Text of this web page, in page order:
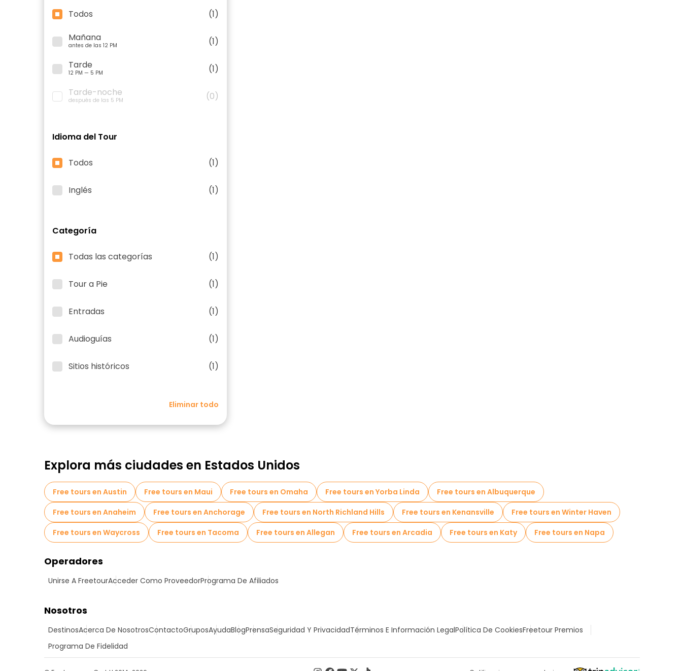
Todos
(1)
Mañana
antes de las 12 PM
(1)
Tarde
12 PM — 5 PM
(1)
Tarde-noche
después de las 5 PM (0)
Idioma del Tour
Todos (1)
Inglés (1)
Categoría
Todas las categorías (1)
Tour a Pie (1)
Entradas (1)
Audioguías (1)
Sitios históricos (1)
Eliminar todo
Explora más ciudades en Estados Unidos
Free tours en Austin Free tours en Maui Free tours en Omaha Free tours en Yorba Linda
Free tours en Albuquerque
Free tours en Anaheim
Free tours en Anchorage Free tours en North Richland Hills Free tours en Kenansville
Free tours en Winter Haven
Free tours en Waycross
Free tours en Tacoma Free tours en Allegan Free tours en Arcadia Free tours en Katy Free tours en Napa
Operadores
Unirse A FreetourAcceder Como ProveedorPrograma De Afiliados
Nosotros
DestinosAcerca De NosotrosContactoGruposAyudaBlogPrensaSeguridad Y PrivacidadTérminos E Información LegalPolítica De CookiesFreetour Premios
Programa De Fidelidad